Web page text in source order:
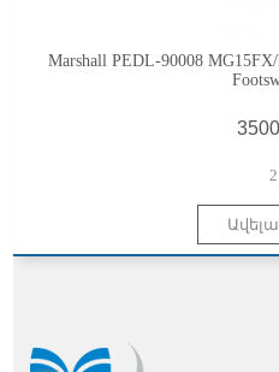
Marshall PEDL-90008
2